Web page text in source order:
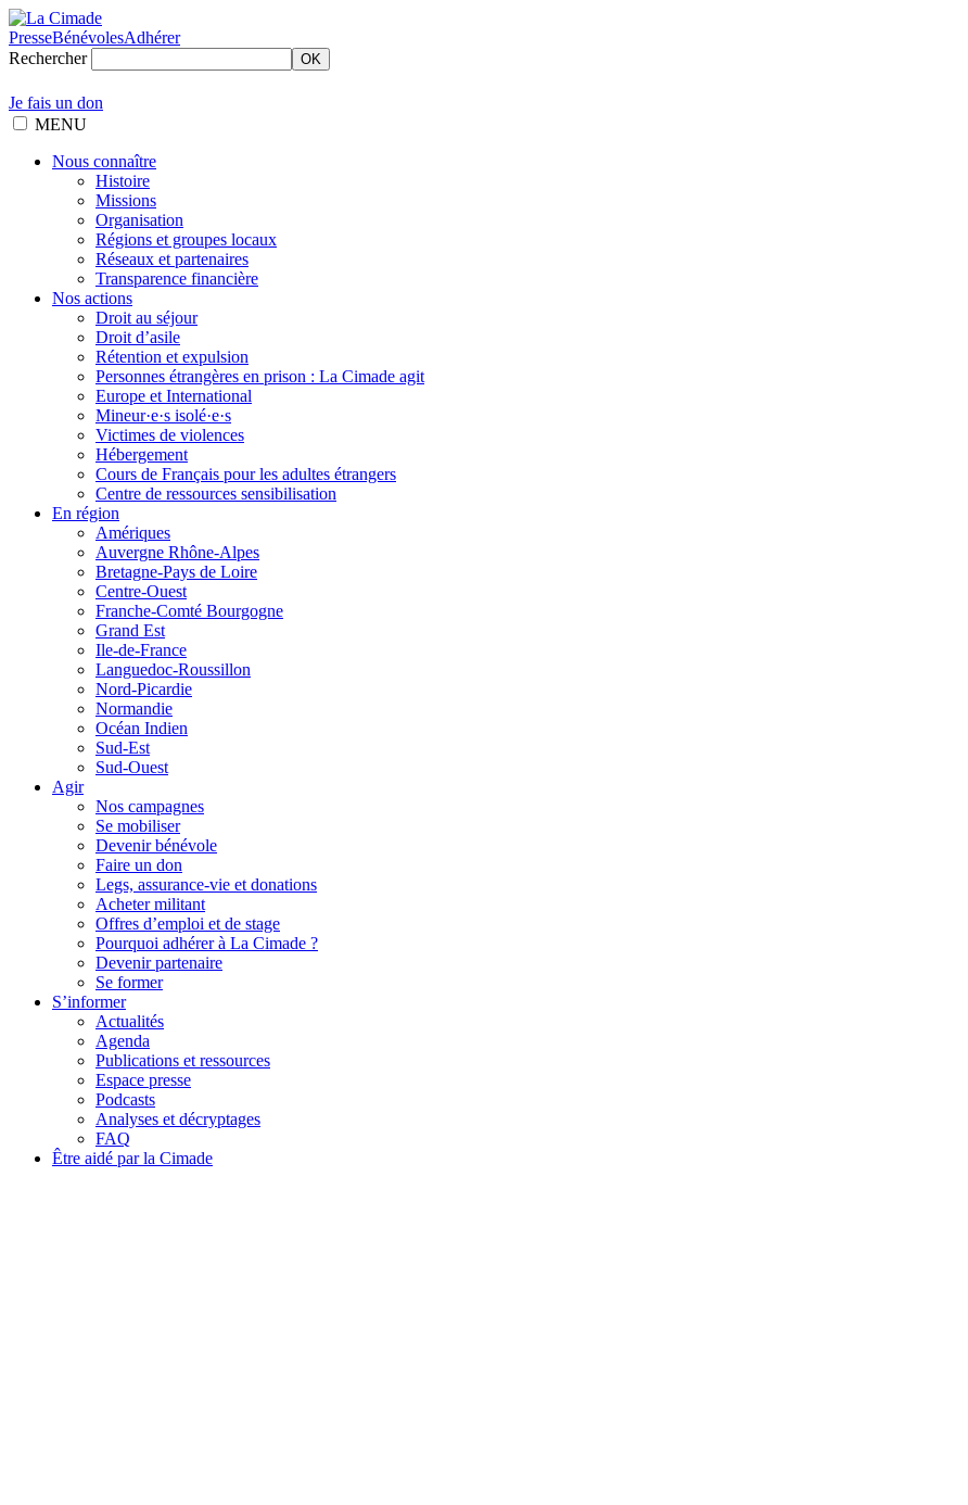
PresseBénévolesAdhérer
Rechercher
OK
Je fais un don
MENU
Nous connaître
Histoire
Missions
Organisation
Régions et groupes locaux
Réseaux et partenaires
Transparence financière
Nos actions
Droit au séjour
Droit d’asile
Rétention et expulsion
Personnes étrangères en prison : La Cimade agit
Europe et International
Mineur·e·s isolé·e·s
Victimes de violences
Hébergement
Cours de Français pour les adultes étrangers
Centre de ressources sensibilisation
En région
Amériques
Auvergne Rhône-Alpes
Bretagne-Pays de Loire
Centre-Ouest
Franche-Comté Bourgogne
Grand Est
Ile-de-France
Languedoc-Roussillon
Nord-Picardie
Normandie
Océan Indien
Sud-Est
Sud-Ouest
Agir
Nos campagnes
Se mobiliser
Devenir bénévole
Faire un don
Legs, assurance-vie et donations
Acheter militant
Offres d’emploi et de stage
Pourquoi adhérer à La Cimade ?
Devenir partenaire
Se former
S’informer
Actualités
Agenda
Publications et ressources
Espace presse
Podcasts
Analyses et décryptages
FAQ
Être aidé par la Cimade